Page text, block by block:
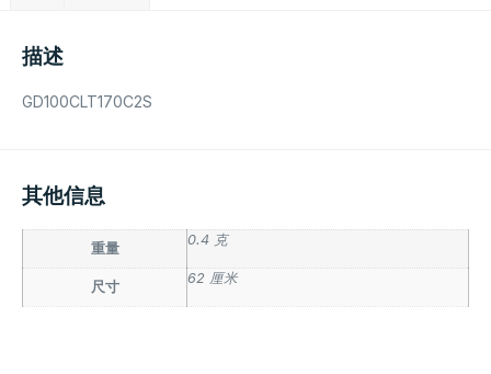
描述
GD100CLT170C2S
其他信息
重量
0.4 克
尺寸
62 厘米